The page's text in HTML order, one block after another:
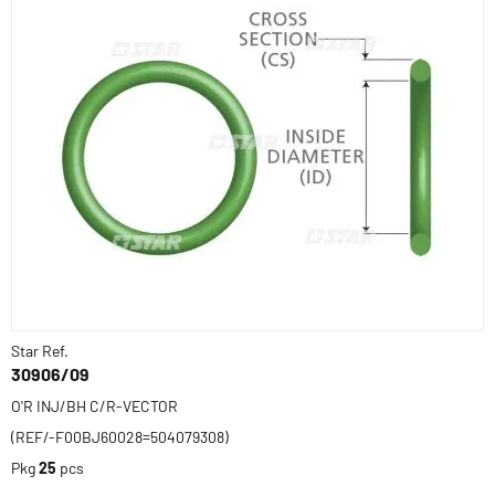
Star Ref.
30906/09
O'R INJ/BH C/R-VECTOR
(REF/-F00BJ60028=504079308)
Pkg25 pcs